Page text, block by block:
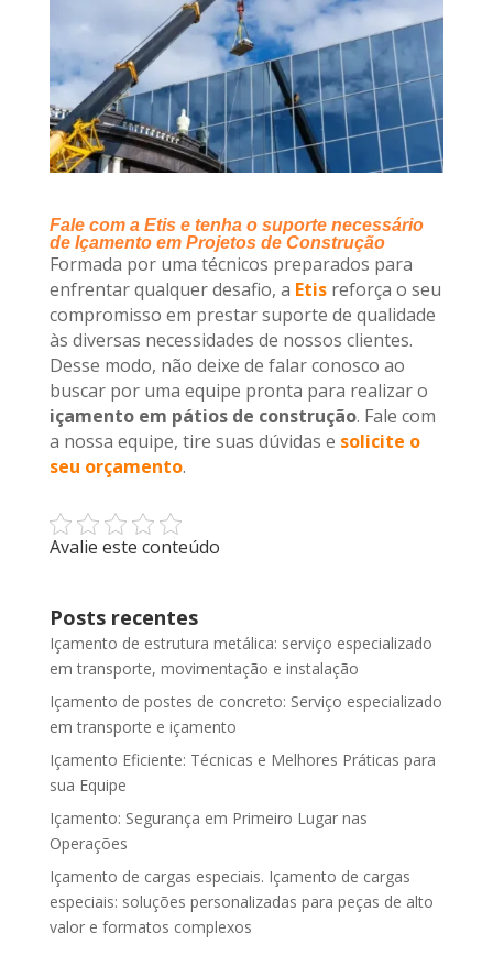
Fale com a Etis e tenha o suporte necessário
de Içamento em Projetos de Construção
Formada por uma técnicos preparados para
enfrentar qualquer desafio, a Etis reforça o seu
compromisso em prestar suporte de qualidade
às diversas necessidades de nossos clientes.
Desse modo, não deixe de falar conosco ao
buscar por uma equipe pronta para realizar o
içamento em pátios de construção. Fale com
a nossa equipe, tire suas dúvidas e solicite o
seu orçamento.
Avalie este conteúdo
Posts recentes
Içamento de estrutura metálica: serviço especializado
em transporte, movimentação e instalação
Içamento de postes de concreto: Serviço especializado
em transporte e içamento
Içamento Eficiente: Técnicas e Melhores Práticas para
sua Equipe
Içamento: Segurança em Primeiro Lugar nas
Operações
Içamento de cargas especiais. Içamento de cargas
especiais: soluções personalizadas para peças de alto
valor e formatos complexos